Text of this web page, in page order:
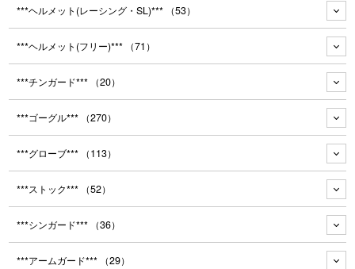
***ヘルメット(レーシング・SL)*** （53）
***ヘルメット(フリー)*** （71）
***チンガード*** （20）
***ゴーグル*** （270）
***グローブ*** （113）
***ストック*** （52）
***シンガード*** （36）
***アームガード*** （29）